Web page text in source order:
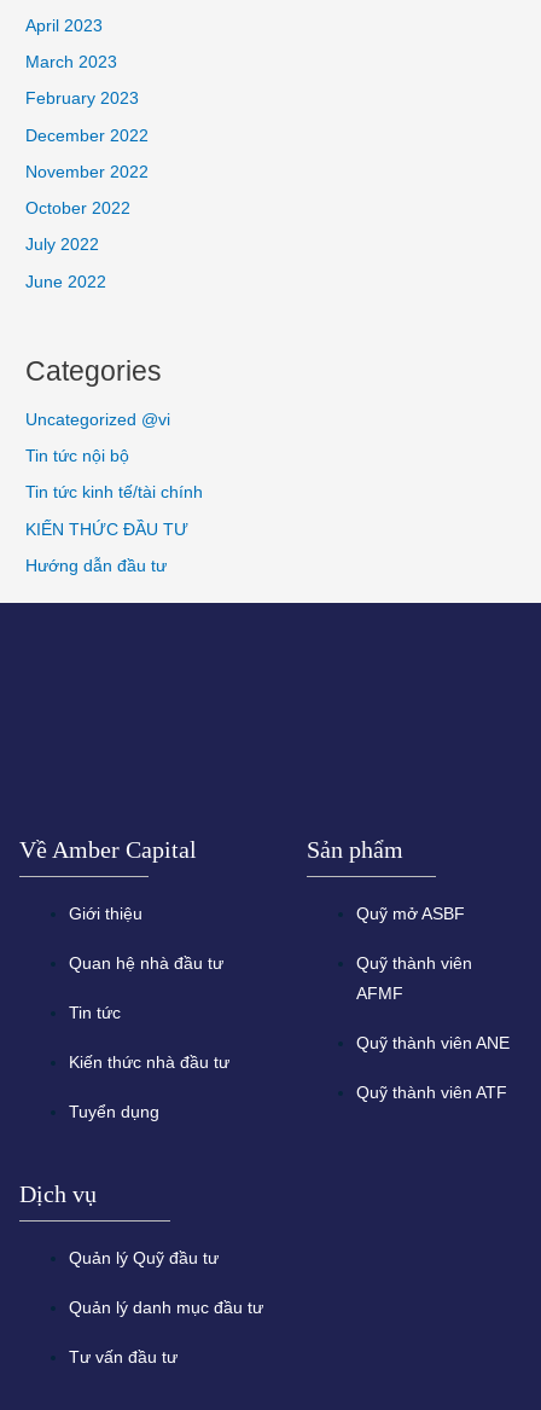
April 2023
March 2023
February 2023
December 2022
November 2022
October 2022
July 2022
June 2022
Categories
Uncategorized @vi
Tin tức nội bộ
Tin tức kinh tế/tài chính
KIẾN THỨC ĐẦU TƯ
Hướng dẫn đầu tư
Về Amber Capital
Giới thiệu
Quan hệ nhà đầu tư
Tin tức
Kiến thức nhà đầu tư
Tuyển dụng
Sản phẩm
Quỹ mở ASBF
Quỹ thành viên
AFMF
Quỹ thành viên ANE
Quỹ thành viên ATF
Dịch vụ
Quản lý Quỹ đầu tư
Quản lý danh mục đầu tư
Tư vấn đầu tư